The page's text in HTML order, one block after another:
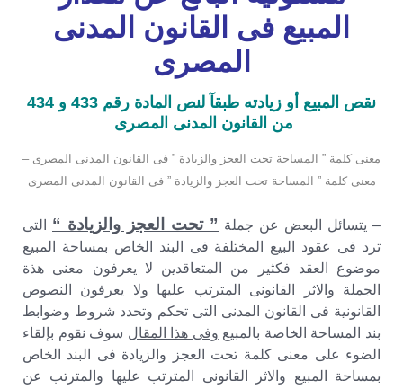
المبيع فى القانون المدنى
المصرى
نقص المبيع أو زيادته طبقآ لنص المادة رقم 433 و 434
من القانون المدنى المصرى
معنى كلمة ” المساحة تحت العجز والزيادة ” فى القانون المدنى المصرى –
معنى كلمة ” المساحة تحت العجز والزيادة ” فى القانون المدنى المصرى
– يتسائل البعض عن جملة ” تحت العجز والزيادة “ التى
ترد فى عقود البيع المختلفة فى البند الخاص بمساحة المبيع
موضوع العقد فكثير من المتعاقدين لا يعرفون معنى هذة
الجملة والاثر القانونى المترتب عليها ولا يعرفون النصوص
القانونية فى القانون المدنى التى تحكم وتحدد شروط وضوابط
بند المساحة الخاصة بالمبيع وفى هذا المقال سوف نقوم بإلقاء
الضوء على معنى كلمة تحت العجز والزيادة فى البند الخاص
بمساحة المبيع والاثر القانونى المترتب عليها والمترتب عن